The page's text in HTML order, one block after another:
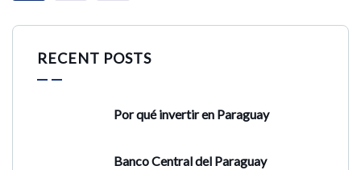
RECENT POSTS
Por qué invertir en Paraguay
Banco Central del Paraguay